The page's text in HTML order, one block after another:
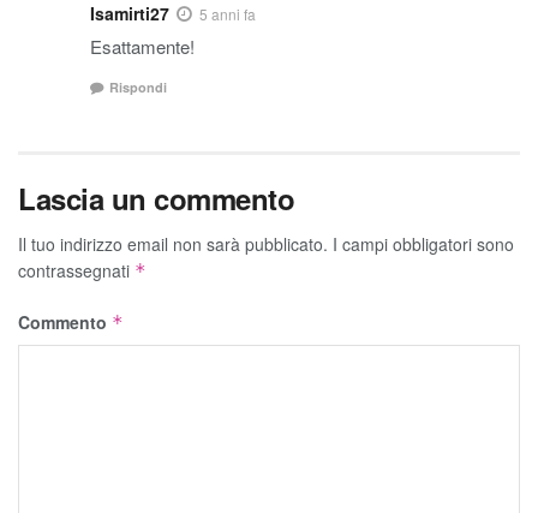
Isamirti27 5 anni fa
Esattamente!
Rispondi
Lascia un commento
Il tuo indirizzo email non sarà pubblicato. I campi obbligatori sono
contrassegnati *
Commento *